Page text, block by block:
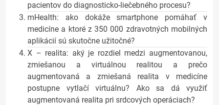
pacientov do diagnosticko-liečebného procesu?
mHealth: ako dokáže smartphone pomáhať v
medicíne a ktoré z 350 000 zdravotných mobilných
aplikácií sú skutočne užitočné?
X – realita: aký je rozdiel medzi augmentovanou,
zmiešanou a virtuálnou realitou a prečo
augmentovaná a zmiešaná realita v medicíne
postupne vytlačí virtuálnu? Ako sa dá využiť
augmentovaná realita pri srdcových operáciach?